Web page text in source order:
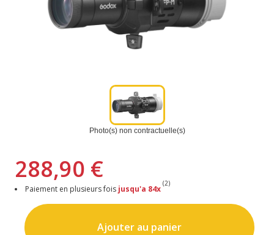
Photo(s) non contractuelle(s)
288,90 €
Paiement en plusieurs fois jusqu'a 84x
(2)
Ajouter au panier